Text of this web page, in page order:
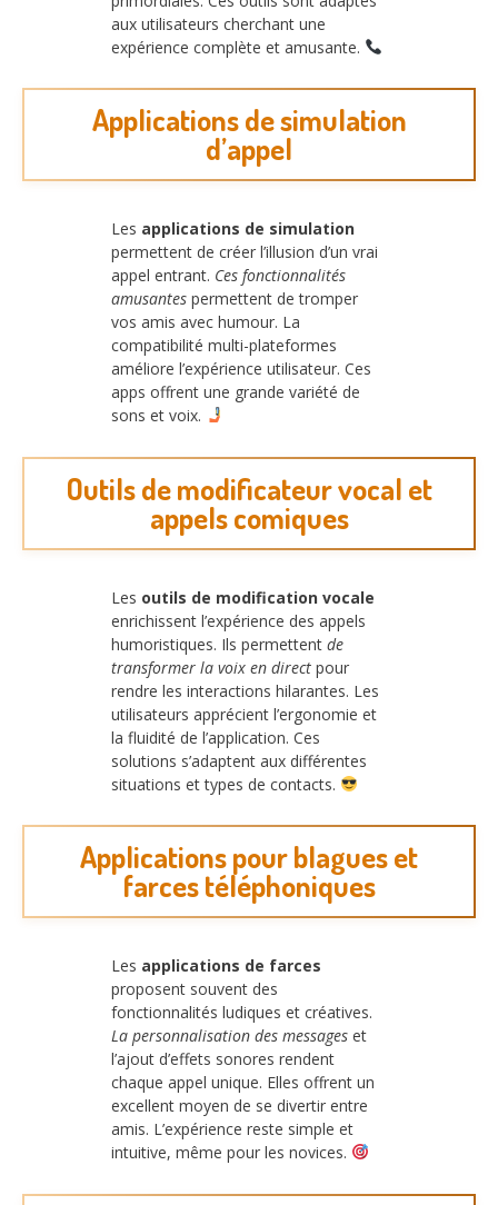
aux utilisateurs cherchant une
expérience complète et amusante.
Applications de simulation
d’appel
Les applications de simulation
permettent de créer l’illusion d’un vrai
appel entrant. Ces fonctionnalités
amusantes permettent de tromper
vos amis avec humour. La
compatibilité multi-plateformes
améliore l’expérience utilisateur. Ces
apps offrent une grande variété de
sons et voix.
Outils de modificateur vocal et
appels comiques
Les outils de modification vocale
enrichissent l’expérience des appels
humoristiques. Ils permettent de
transformer la voix en direct pour
rendre les interactions hilarantes. Les
utilisateurs apprécient l’ergonomie et
la fluidité de l’application. Ces
solutions s’adaptent aux différentes
situations et types de contacts.
Applications pour blagues et
farces téléphoniques
Les applications de farces
proposent souvent des
fonctionnalités ludiques et créatives.
La personnalisation des messages et
l’ajout d’effets sonores rendent
chaque appel unique. Elles offrent un
excellent moyen de se divertir entre
amis. L’expérience reste simple et
intuitive, même pour les novices.